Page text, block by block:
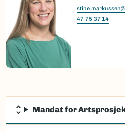
47 75 37 14
Mandat for